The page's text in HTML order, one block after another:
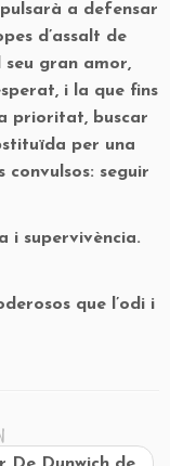
a defensar
d’assalt de
seu gran amor,
i la que fins
prioritat, buscar
per una
seguir
i supervivència.
que l’odi i